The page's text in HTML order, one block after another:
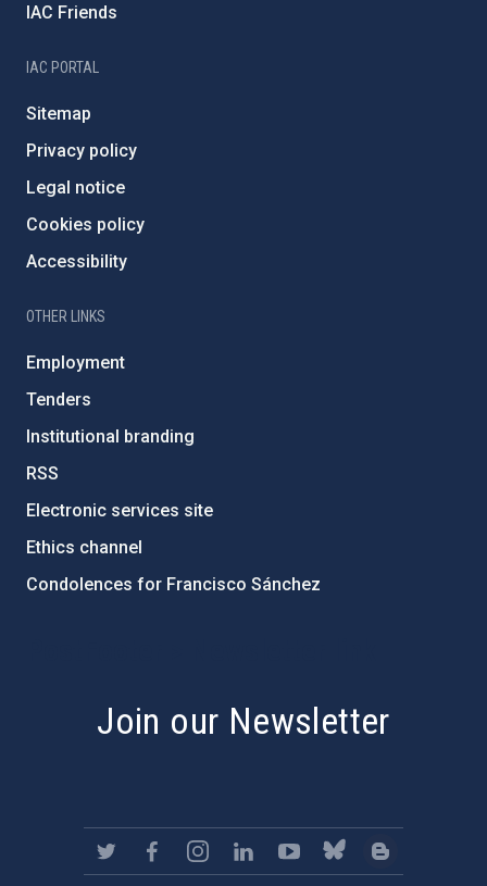
IAC Friends
IAC PORTAL
Sitemap
Privacy policy
Legal notice
Cookies policy
Accessibility
OTHER LINKS
Employment
Tenders
Institutional branding
RSS
Electronic services site
Ethics channel
Condolences for Francisco Sánchez
Join our Newsletter